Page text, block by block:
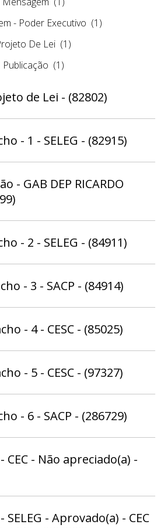
- Poder Executivo (1)
De Lei (1)
Publicação (1)
de Lei - (82802)
- 1 - SELEG - (82915)
- GAB DEP RICARDO
- 2 - SELEG - (84911)
- 3 - SACP - (84914)
- 4 - CESC - (85025)
- 5 - CESC - (97327)
- 6 - SACP - (286729)
CEC - Não apreciado(a) -
SELEG - Aprovado(a) - CEC